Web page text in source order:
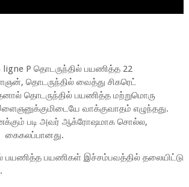
P தொடருந்தில் பயணித்த 22
தொடருந்தில் வைத்து சிகரெட்
தொடருந்தில் பயணித்த மற்றுமொரு
வாக்குவாதம் எழுந்தது.
படி அவர் ஆக்ரோஷமாக சொல்ல,
கைகலப்பானது.
பயணித்த பயணிகள் இச்சம்பவத்தில் தலையிட்டு